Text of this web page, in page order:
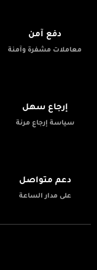
دفع آمن
معاملات مشفرة وآمنة
إرجاع سهل
سياسة إرجاع مرنة
دعم متواصل
على مدار الساعة